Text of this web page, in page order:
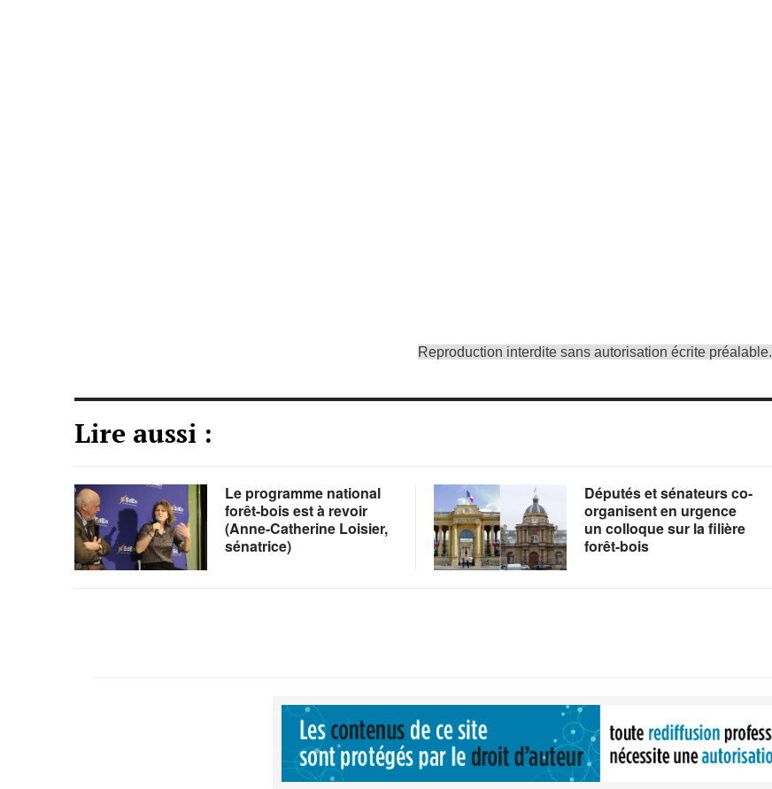
Reproduction interdite sans autorisation écrite préalable.
Lire aussi :
Le programme national
forêt-bois est à revoir
(Anne-Catherine Loisier,
sénatrice)
Députés et sénateurs co-
organisent en urgence
un colloque sur la filière
forêt-bois